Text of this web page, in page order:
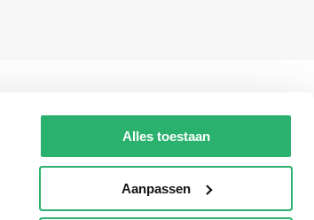
Alles toestaan
Aanpassen